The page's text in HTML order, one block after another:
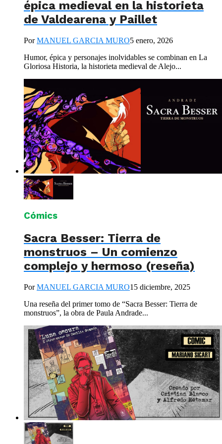
épica medieval en la historieta
de Valdearena y Paillet
PorMANUEL GARCIA MURO5 enero, 2026
Humor, épica y personajes inolvidables se combinan en La
Gloriosa Historia, la historieta medieval de Alejo...
Cómics
Sacra Besser: Tierra de
monstruos – Un comienzo
complejo y hermoso (reseña)
PorMANUEL GARCIA MURO15 diciembre, 2025
Una reseña del primer tomo de “Sacra Besser: Tierra de
monstruos”, la obra de Paula Andrade...